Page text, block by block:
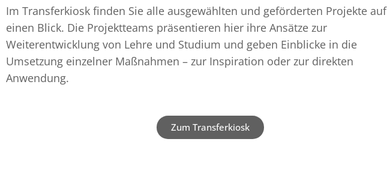
Im Transferkiosk finden Sie alle ausgewählten und geförderten Projekte auf
einen Blick. Die Projektteams präsentieren hier ihre Ansätze zur
Weiterentwicklung von Lehre und Studium und geben Einblicke in die
Umsetzung einzelner Maßnahmen – zur Inspiration oder zur direkten
Anwendung.
Zum Transferkiosk